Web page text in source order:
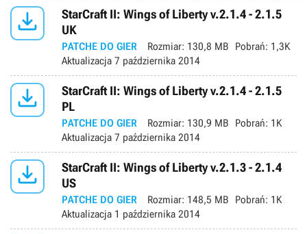

StarCraft II: Wings of Liberty v.2.1.4 - 2.1.5
UK
PATCHE DO GIER Rozmiar: 130,8 MB Pobrań: 1,3K
Aktualizacja 7 października 2014

StarCraft II: Wings of Liberty v.2.1.4 - 2.1.5
PL
PATCHE DO GIER Rozmiar: 130,9 MB Pobrań: 1K
Aktualizacja 7 października 2014

StarCraft II: Wings of Liberty v.2.1.3 - 2.1.4
US
PATCHE DO GIER Rozmiar: 148,5 MB Pobrań: 1K
Aktualizacja 1 października 2014